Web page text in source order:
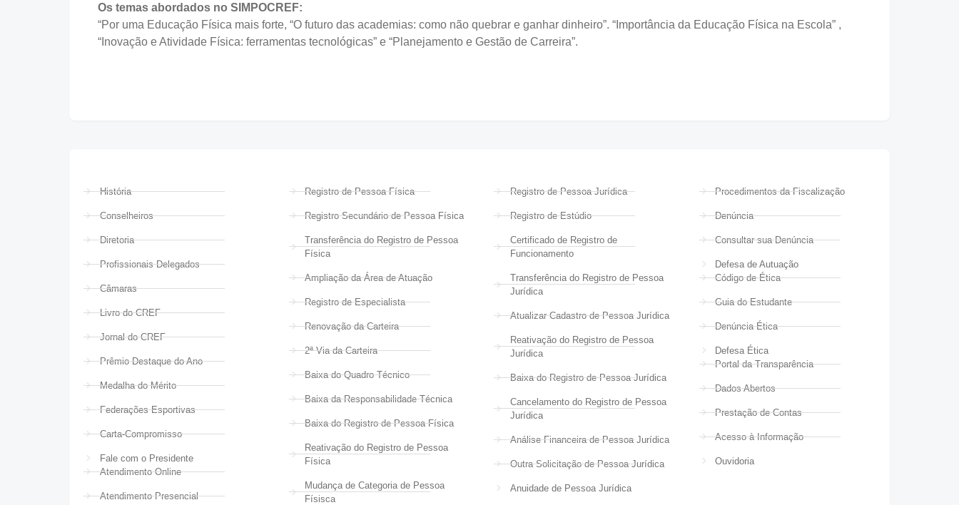
Os temas abordados no SIMPOCREF:
“Por uma Educação Física mais forte, “O futuro das academias: como não quebrar e ganhar dinheiro”. “Importância da Educação Física na Escola” ,
“Inovação e Atividade Física: ferramentas tecnológicas” e “Planejamento e Gestão de Carreira”.
História
Conselheiros
Diretoria
Profissionais Delegados
Câmaras
Livro do CREF
Jornal do CREF
Prêmio Destaque do Ano
Medalha do Mérito
Federações Esportivas
Carta-Compromisso
Fale com o Presidente
Atendimento Online
Atendimento Presencial
Registro de Pessoa Física
Registro Secundário de Pessoa Física
Transferência do Registro de Pessoa
Física
Ampliação da Área de Atuação
Registro de Especialista
Renovação da Carteira
2ª Via da Carteira
Baixa do Quadro Técnico
Baixa da Responsabilidade Técnica
Baixa do Registro de Pessoa Física
Reativação do Registro de Pessoa
Física
Mudança de Categoria de Pessoa
Físisca
Registro de Pessoa Jurídica
Registro de Estúdio
Certificado de Registro de
Funcionamento
Transferência do Registro de Pessoa
Jurídica
Atualizar Cadastro de Pessoa Jurídica
Reativação do Registro de Pessoa
Jurídica
Baixa do Registro de Pessoa Jurídica
Cancelamento do Registro de Pessoa
Jurídica
Análise Financeira de Pessoa Jurídica
Outra Solicitação de Pessoa Jurídica
Anuidade de Pessoa Jurídica
Procedimentos da Fiscalização
Denúncia
Consultar sua Denúncia
Defesa de Autuação
Código de Ética
Guia do Estudante
Denúncia Ética
Defesa Ética
Portal da Transparência
Dados Abertos
Prestação de Contas
Acesso à Informação
Ouvidoria